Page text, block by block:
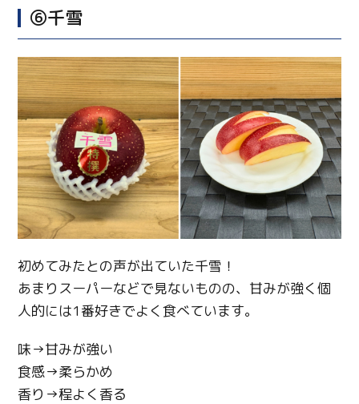
⑥千雪
初めてみたとの声が出ていた千雪！
あまりスーパーなどで見ないものの、甘みが強く個
人的には1番好きでよく食べています。
味→甘みが強い
食感→柔らかめ
香り→程よく香る